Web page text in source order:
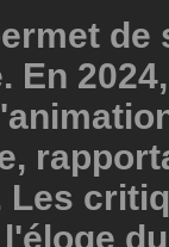
de
En
Les